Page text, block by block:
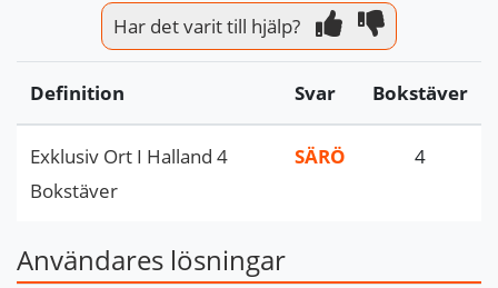
Har det varit till hjälp?
Definition Svar Bokstäver
Exklusiv Ort I Halland 4
Bokstäver
SÄRÖ 4
Användares lösningar